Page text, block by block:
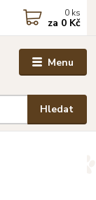
Menu
Hledat
0 ks
za 0 Kč